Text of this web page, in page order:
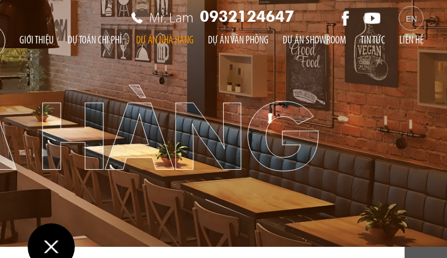
Mr. Lam 0932124647 EN
GIỚI THIỆU DỰ TOÁN CHI PHÍ DỰ ÁN NHÀ HÀNG DỰ ÁN VĂN PHÒNG DỰ ÁN SHOWROOM TIN TỨC LIÊN HỆ